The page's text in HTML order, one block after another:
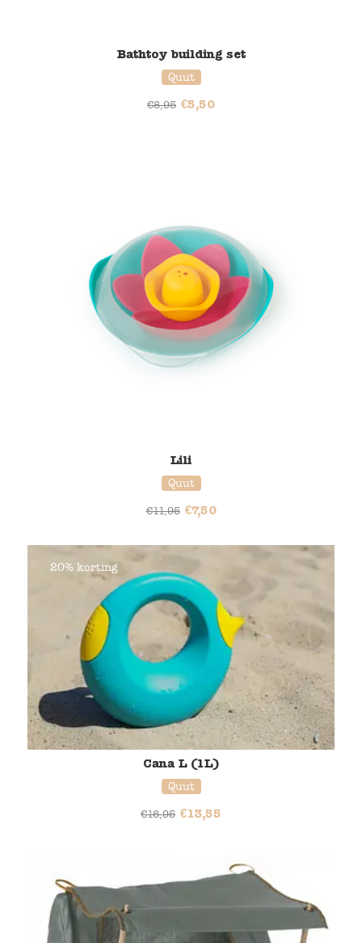
Bathtoy building set
Quut
€8,95 €5,50
Lili
Quut
€11,95 €7,50
20% korting
Cana L (1L)
Quut
€16,95 €13,55